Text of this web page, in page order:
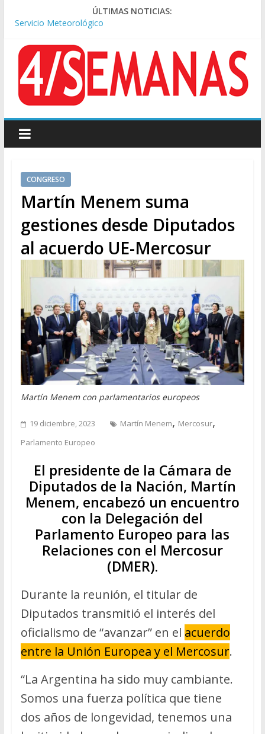
ÚLTIMAS NOTICIAS:
Los alquileres de departamentos en la CABA aumentaron
Represión frente al Congreso: tres detenidos durante la
protesta contra la Ley de Propiedad Privada
Sturzenegger defendió la Ley de Tierras y lamentó el retiro
del capítulo de extranjerización
Sáenz endurece su postura: rechaza cambios en Manejo del
Fuego y defiende la Ley de Tierras
Tormentas severas y fuertes ráfagas de viento: alerta del
Servicio Meteorológico
CONGRESO
Martín Menem suma
gestiones desde Diputados
al acuerdo UE-Mercosur
Martín Menem con parlamentarios europeos
19 diciembre, 2023 Martín Menem, Mercosur,
Parlamento Europeo
El presidente de la Cámara de
Diputados de la Nación, Martín
Menem, encabezó un encuentro
con la Delegación del
Parlamento Europeo para las
Relaciones con el Mercosur
(DMER).
Durante la reunión, el titular de
Diputados transmitió el interés del
oficialismo de “avanzar” en el acuerdo
entre la Unión Europea y el Mercosur.
“La Argentina ha sido muy cambiante.
Somos una fuerza política que tiene
dos años de longevidad, tenemos una